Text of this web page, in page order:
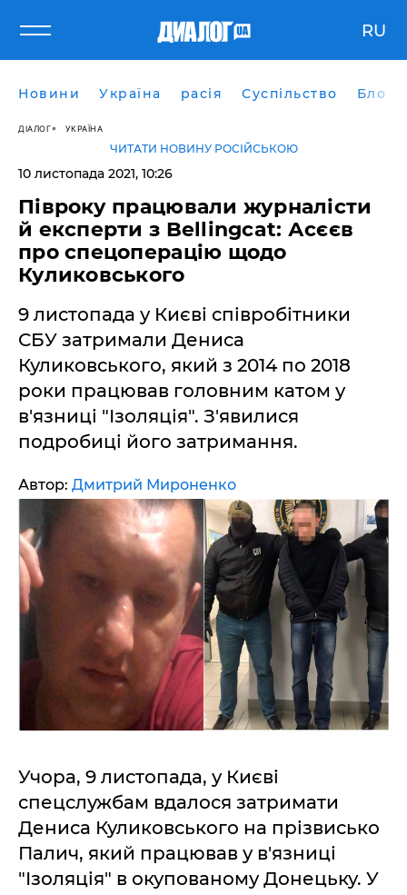
RU
Новини Україна расія Суспільство Блоги
ДІАЛОГ УКРАЇНА
ЧИТАТИ НОВИНУ РОСІЙСЬКОЮ
10 листопада 2021, 10:26
Півроку працювали журналісти
й експерти з Bellingcat: Асєєв
про спецоперацію щодо
Куликовського
9 листопада у Києві співробітники
СБУ затримали Дениса
Куликовського, який з 2014 по 2018
роки працював головним катом у
в'язниці "Ізоляція". З'явилися
подробиці його затримання.
Автор: Дмитрий Мироненко
Учора, 9 листопада, у Києві
спецслужбам вдалося затримати
Дениса Куликовського на прізвисько
Палич, який працював у в'язниці
"Ізоляція" в окупованому Донецьку. У